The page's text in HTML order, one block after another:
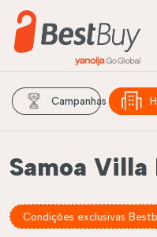
Campanhas
Samoa Villa
Condições exclusivas